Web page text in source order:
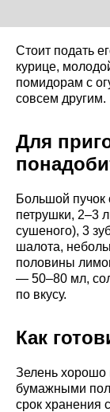
Стоит подать
курице,
помидорам с
совсем другим.
Для
Большой пучок
петрушки, 2–3
сушеного), 3
шалота,
половины
— 50–80 мл,
по вкусу.
Как
Зелень хорошо
бумажными
срок хранения